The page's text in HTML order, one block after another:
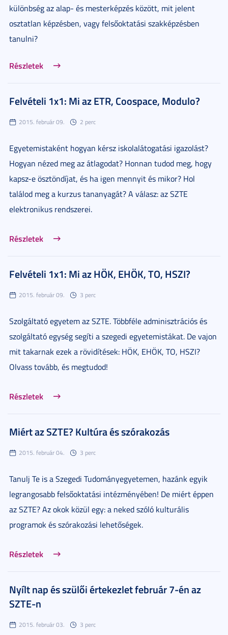
különbség az alap- és mesterképzés között, mit jelent
osztatlan képzésben, vagy felsőoktatási szakképzésben
tanulni?
Részletek
Felvételi 1x1: Mi az ETR, Coospace, Modulo?
2015. február 09. 2 perc
Egyetemistaként hogyan kérsz iskolalátogatási igazolást?
Hogyan nézed meg az átlagodat? Honnan tudod meg, hogy
kapsz-e ösztöndíjat, és ha igen mennyit és mikor? Hol
találod meg a kurzus tananyagát? A válasz: az SZTE
elektronikus rendszerei.
Részletek
Felvételi 1x1: Mi az HÖK, EHÖK, TO, HSZI?
2015. február 09. 3 perc
Szolgáltató egyetem az SZTE. Többféle adminisztrációs és
szolgáltató egység segíti a szegedi egyetemistákat. De vajon
mit takarnak ezek a rövidítések: HÖK, EHÖK, TO, HSZI?
Olvass tovább, és megtudod!
Részletek
Miért az SZTE? Kultúra és szórakozás
2015. február 04. 3 perc
Tanulj Te is a Szegedi Tudományegyetemen, hazánk egyik
legrangosabb felsőoktatási intézményében! De miért éppen
az SZTE? Az okok közül egy: a neked szóló kulturális
programok és szórakozási lehetőségek.
Részletek
Nyílt nap és szülői értekezlet február 7-én az
SZTE-n
2015. február 03. 3 perc